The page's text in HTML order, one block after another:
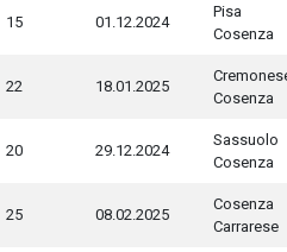
15 01.12.2024
Pisa
Cosenza
22 18.01.2025
Cosenza
20 29.12.2024
Sassuolo
Cosenza
25 08.02.2025
Cosenza
Carrarese